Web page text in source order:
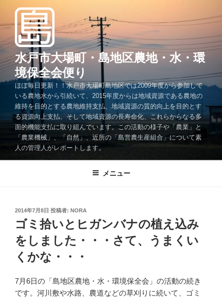
テ
ン
へ
水戸市大場町・島地区農地・水・環
境保全会便り
ほぼ毎日更新！！水戸市大場町島地区では2009年度から参加して
いる農地水から引続いて、2015年度からは地域資源である農地の
維持を目的とする農地維持支払、地域資源の質的向上を目的とす
る資源向上支払、そして地域資源の長寿命化、これらからなる多
面的機能支払に取り組んでいます。この活動の様子や「農業」と
「農業機械」、「自然」、近所の「島営農生産組合」について素
人の管理人がレポートします。
メニュー
投
日:
2014年7月8日 投稿者: NORA
ゴミ拾いとヒガンバナの植え込み
をしました・・・さて、うまくい
くかな・・・
7月6日の「島地区農地・水・環境保全会」の活動の続き
です。河川敷や水路、農道などの草刈りに続いて、ゴミ